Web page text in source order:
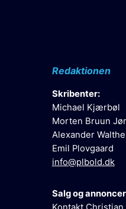
Redaktionen
Skribenter:
Michael Kjærbøl
Morten Bruun
Alexander
Emil Plovgaard
info@plbold.dk
Salg og